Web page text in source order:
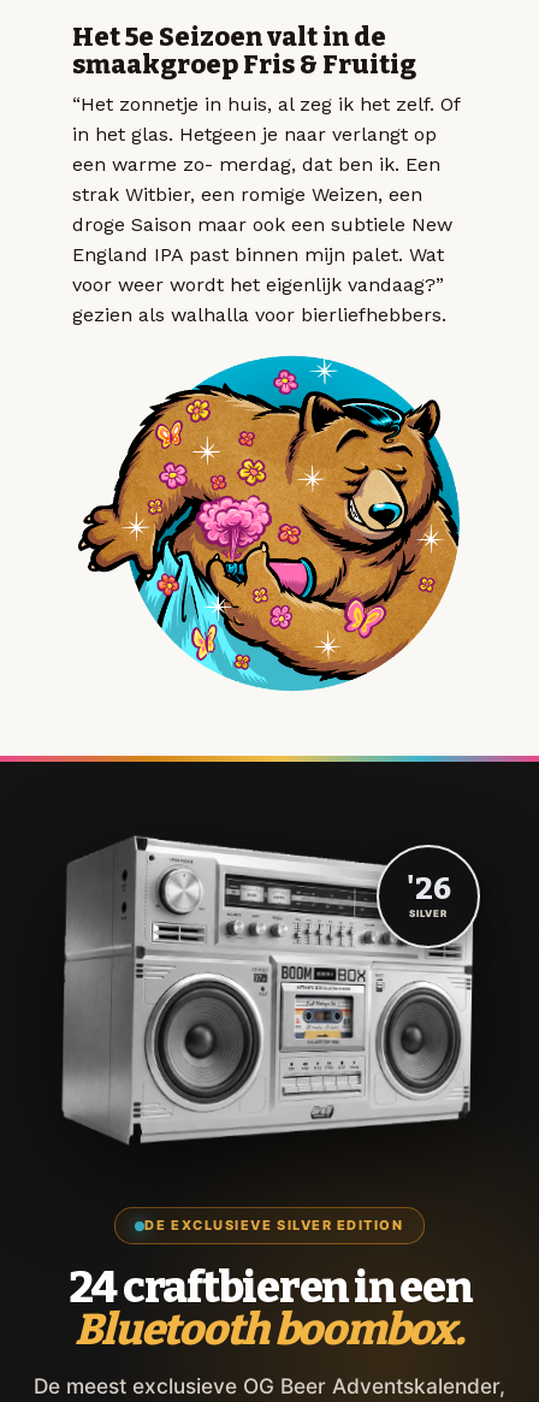
Het 5e Seizoen valt in de
smaakgroep Fris & Fruitig
“Het zonnetje in huis, al zeg ik het zelf. Of
in het glas. Hetgeen je naar verlangt op
een warme zo- merdag, dat ben ik. Een
strak Witbier, een romige Weizen, een
droge Saison maar ook een subtiele New
England IPA past binnen mijn palet. Wat
voor weer wordt het eigenlijk vandaag?”
gezien als walhalla voor bierliefhebbers.
DE EXCLUSIEVE SILVER EDITION
24 craftbieren in een
Bluetooth boombox.
De meest exclusieve OG Beer Adventskalender,
'26
SILVER